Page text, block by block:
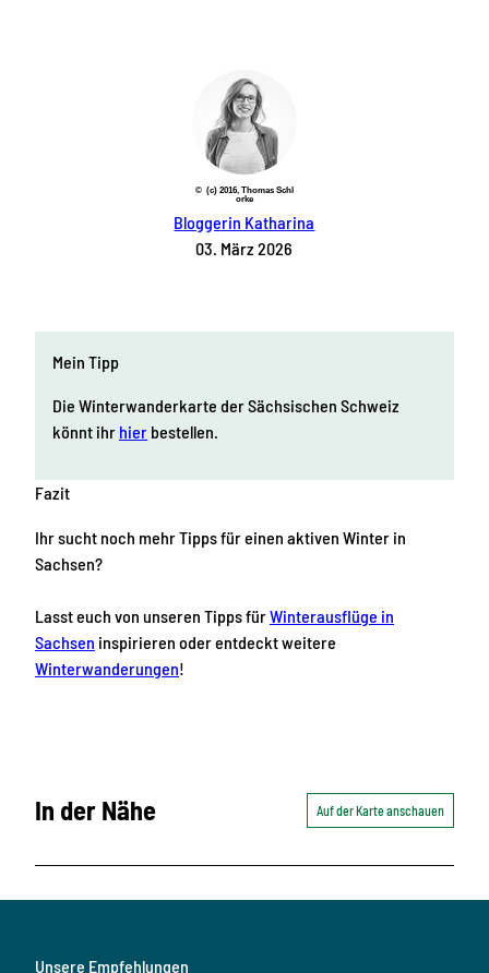
© (c) 2016, Thomas Schl
orke
Bloggerin Katharina
03. März 2026
Mein Tipp
Die Winterwanderkarte der Sächsischen Schweiz
könnt ihr hier bestellen.
Fazit
Ihr sucht noch mehr Tipps für einen aktiven Winter in
Sachsen?
Lasst euch von unseren Tipps fürWinterausflüge in
Sachsen inspirieren oder entdeckt weitere
Winterwanderungen!
In der Nähe Auf der Karte anschauen
Unsere Empfehlungen